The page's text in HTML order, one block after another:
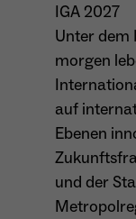
IGA 2027
Unter dem
morgen
auf
Ebenen
und der